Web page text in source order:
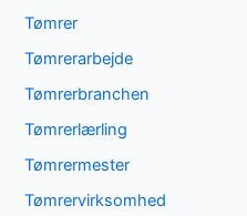
Tømrer
Tømrerarbejde
Tømrerbranchen
Tømrerlærling
Tømrermester
Tømrervirksomhed